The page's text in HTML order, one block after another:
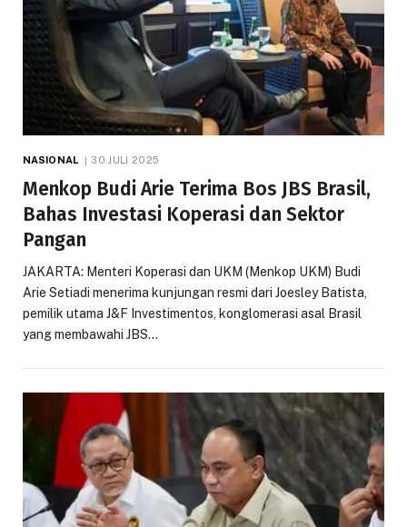
NASIONAL 30 JULI 2025
Menkop Budi Arie Terima Bos JBS Brasil,
Bahas Investasi Koperasi dan Sektor
Pangan
JAKARTA: Menteri Koperasi dan UKM (Menkop UKM) Budi
Arie Setiadi menerima kunjungan resmi dari Joesley Batista,
pemilik utama J&F Investimentos, konglomerasi asal Brasil
yang membawahi JBS…